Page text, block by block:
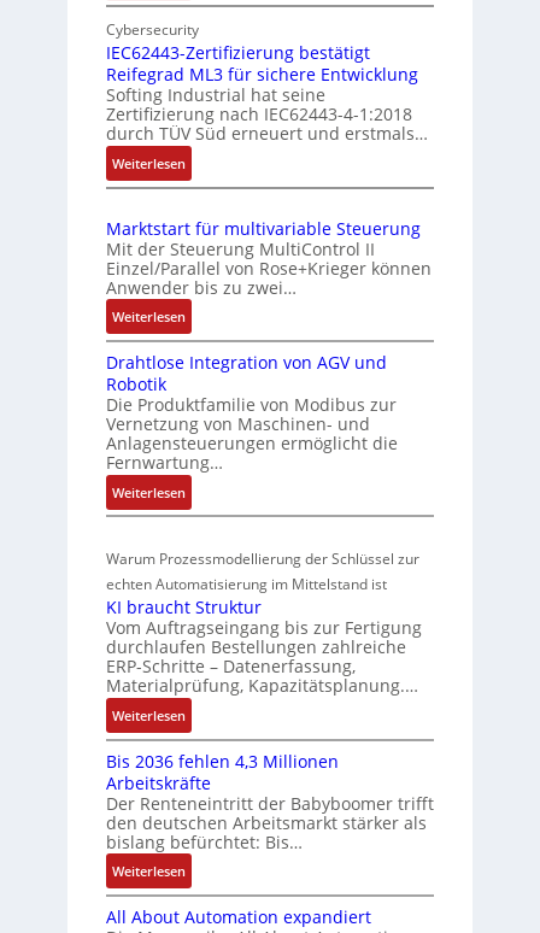
e
s
s
u
n
n
d
Z
u
t
a
n
d
s
r
a
c
h
u
e
k
o
m
b
n
e
r
t
o
s
t
i
s
e
s
s
u
n
g
n
d
Z
u
s
a
n
E
i
n
a
c
h
e
S
n
s
o
r
-
I
n
e
g
r
t
o
i
n
F
a
n
u
c
C
N
C
-
S
y
s
t
Cybersecurity
IEC62443-Zertifizierung bestätigt
Reifegrad ML3 für sichere Entwicklung
Softing Industrial hat seine
Zertifizierung nach IEC62443-4-1:2018
durch TÜV Süd erneuert und erstmals…
Weiterlesen:
I
C
6
2
4
4
3
-
e
r
t
u
n
g
b
e
s
t
ä
t
i
g
t
R
Marktstart für multivariable Steuerung
Mit der Steuerung MultiControl II
Einzel/Parallel von Rose+Krieger können
Anwender bis zu zwei…
Weiterlesen:
M
a
k
t
s
t
a
r
f
ü
r
m
u
l
v
a
r
i
a
b
l
e
Drahtlose Integration von AGV und
Robotik
Die Produktfamilie von Modibus zur
Vernetzung von Maschinen- und
Anlagensteuerungen ermöglicht die
Fernwartung…
Weiterlesen:
D
a
h
t
l
o
s
e
I
n
t
e
g
r
a
t
i
o
Warum Prozessmodellierung der Schlüssel zur
echten Automatisierung im Mittelstand ist
KI braucht Struktur
Vom Auftragseingang bis zur Fertigung
durchlaufen Bestellungen zahlreiche
ERP-Schritte – Datenerfassung,
Materialprüfung, Kapazitätsplanung.…
Weiterlesen:
K
I
b
r
a
u
c
h
t
Bis 2036 fehlen 4,3 Millionen
Arbeitskräfte
Der Renteneintritt der Babyboomer trifft
den deutschen Arbeitsmarkt stärker als
bislang befürchtet: Bis…
Weiterlesen:
B
i
All About Automation expandiert